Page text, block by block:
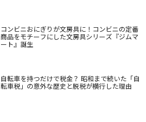
コンビニおにぎりが文房具に！コンビニの定番
商品をモチーフにした文房具シリーズ『ジムマ
ート』誕生
自転車を持つだけで税金？ 昭和まで続いた「自
転車税」の意外な歴史と脱税が横行した理由